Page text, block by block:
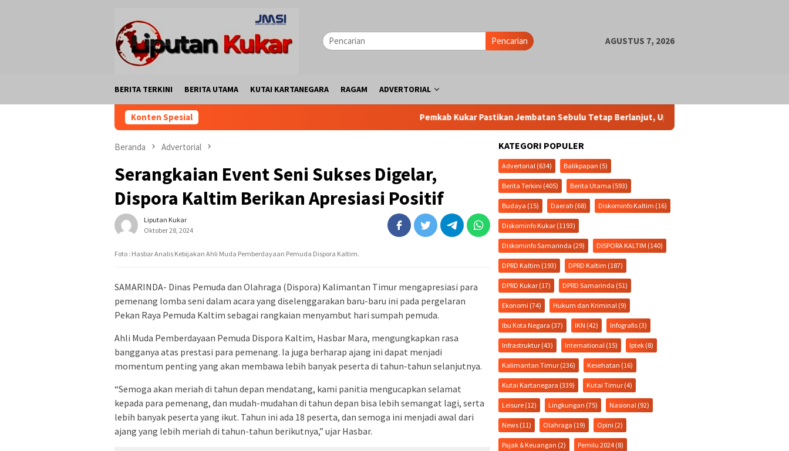
Pencarian
AGUSTUS 7, 2026
BERITA TERKINI BERITA UTAMA KUTAI KARTANEGARA RAGAM ADVERTORIAL
Konten Spesial Pemkab Kukar Pastikan Jembatan Sebulu Tetap Berlanjut, Upaya Pendanaan Pusat Terus
Beranda Advertorial
Serangkaian Event Seni Sukses Digelar,
Dispora Kaltim Berikan Apresiasi Positif
Liputan Kukar
Oktober 28, 2024
Foto : Hasbar Analis Kebijakan Ahli Muda Pemberdayaan Pemuda Dispora Kaltim.
SAMARINDA- Dinas Pemuda dan Olahraga (Dispora) Kalimantan Timur mengapresiasi para
pemenang lomba seni dalam acara yang diselenggarakan baru-baru ini pada pergelaran
Pekan Raya Pemuda Kaltim sebagai rangkaian menyambut hari sumpah pemuda.
Ahli Muda Pemberdayaan Pemuda Dispora Kaltim, Hasbar Mara, mengungkapkan rasa
bangganya atas prestasi para pemenang. Ia juga berharap ajang ini dapat menjadi
momentum penting yang akan membawa lebih banyak peserta di tahun-tahun selanjutnya.
“Semoga akan meriah di tahun depan mendatang, kami panitia mengucapkan selamat
kepada para pemenang, dan mudah-mudahan di tahun depan bisa lebih semangat lagi, serta
lebih banyak peserta yang ikut. Tahun ini ada 18 peserta, dan semoga ini menjadi awal dari
ajang yang lebih meriah di tahun-tahun berikutnya,” ujar Hasbar.
KATEGORI POPULER
Advertorial (634) Balikpapan (5)
Berita Terkini (405) Berita Utama (593)
Budaya (15) Daerah (68) Diskominfo Kaltim (16)
Diskominfo Kukar (1193)
Diskominfo Samarinda (29) DISPORA KALTIM (140)
DPRD Kaltim (193) DPRD Kaltim (187)
DPRD Kukar (17) DPRD Samarinda (51)
Ekonomi (74) Hukum dan Kriminal (9)
Ibu Kota Negara (37) IKN (42) Infografis (3)
Infrastruktur (43) International (15) Iptek (8)
Kalimantan Timur (236) Kesehatan (16)
Kutai Kartanegara (339) Kutai Timur (4)
Leisure (12) Lingkungan (75) Nasional (92)
News (11) Olahraga (19) Opini (2)
Pajak & Keuangan (2) Pemilu 2024 (8)